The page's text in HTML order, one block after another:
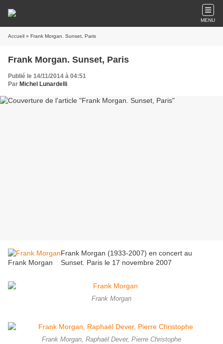
MENU
Accueil » Frank Morgan. Sunset, Paris
Frank Morgan. Sunset, Paris
Publié le 14/11/2014 à 04:51
Par Michel Lunardelli
Frank Morgan
Frank Morgan (1933-2007) en concert au
Sunset. Paris le 17 novembre 2007
Frank Morgan
Frank Morgan, Raphaël Dever, Pierre Christophe